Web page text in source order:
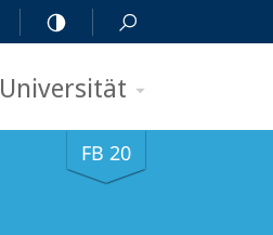
Universität
FB 20